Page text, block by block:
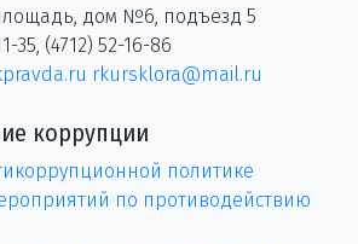
дом №6, подъезд 5
35, (4712) 52-16-86
rkursklora@mail.ru
коррупции
политике
по противодействию